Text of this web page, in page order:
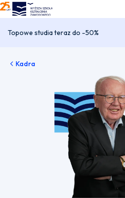
WSKZ - strona główna
Topowe studia teraz do -50%
Kadra